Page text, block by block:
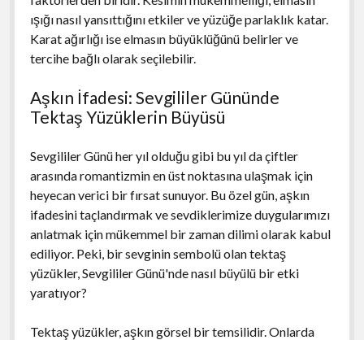
ışığı nasıl yansıttığını etkiler ve yüzüğe parlaklık katar.
Karat ağırlığı ise elmasın büyüklüğünü belirler ve
tercihe bağlı olarak seçilebilir.
Aşkın İfadesi: Sevgililer Gününde
Tektaş Yüzüklerin Büyüsü
Sevgililer Günü her yıl olduğu gibi bu yıl da çiftler
arasında romantizmin en üst noktasına ulaşmak için
heyecan verici bir fırsat sunuyor. Bu özel gün, aşkın
ifadesini taçlandırmak ve sevdiklerimize duygularımızı
anlatmak için mükemmel bir zaman dilimi olarak kabul
ediliyor. Peki, bir sevginin sembolü olan tektaş
yüzükler, Sevgililer Günü'nde nasıl büyülü bir etki
yaratıyor?
Tektaş yüzükler, aşkın görsel bir temsilidir. Onlarda